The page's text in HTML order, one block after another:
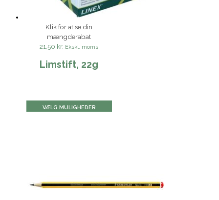
Klik for at se din
mængderabat
21,50 kr. Ekskl. moms
Limstift, 22g
VÆLG MULIGHEDER